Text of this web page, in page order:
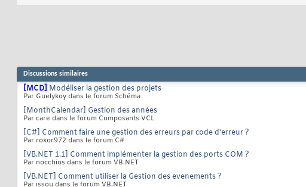
Discussions similaires
[MCD] Modéliser la gestion des projets
Par Guelykoy dans le forum Schéma
[MonthCalendar] Gestion des années
Par care dans le forum Composants VCL
[C#] Comment faire une gestion des erreurs par code d'erreur ?
Par roxor972 dans le forum C#
[VB.NET 1.1] Comment implémenter la gestion des ports COM ?
Par nocchios dans le forum VB.NET
[VB.NET] Comment utiliser la Gestion des evenements ?
Par issou dans le forum VB.NET